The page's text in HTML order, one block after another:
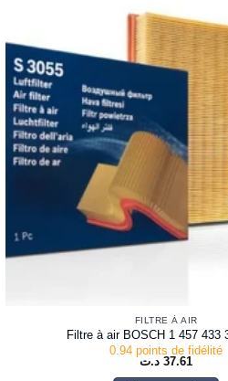
FILTRE À AIR
Filtre à air BOSCH 1 457 433
0.94 points de fidélité
37.61 د.ت